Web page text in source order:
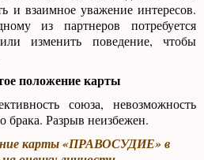
и взаимное уважение интересов.
из партнеров потребуется
изменить поведение, чтобы
положение карты
союза, невозможность
брака. Разрыв неизбежен.
карты «ПРАВОСУДИЕ» в